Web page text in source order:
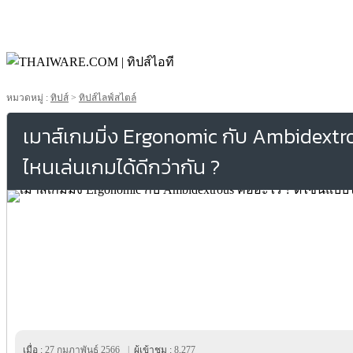
หมวดหมู่ : ทิปส์ > ทิปส์ไลฟ์สไตล์
เมาส์เกมมิ่ง Ergonomic กับ
ไหนเล่นเกมได้ดีกว่ากัน ?
เมื่อ : 27 กุมภาพันธ์ 2566 ผู้เข้าชม : 8,277